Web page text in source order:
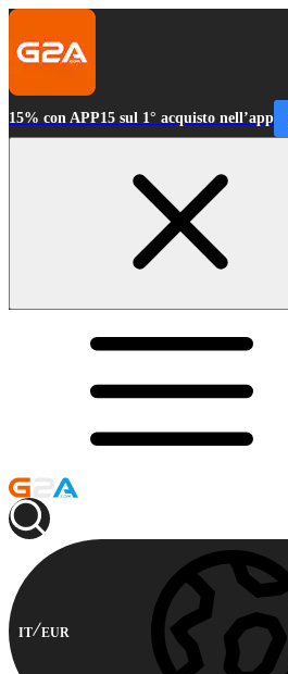
15% con APP15 sul 1° acquisto nell’app
IT EUR